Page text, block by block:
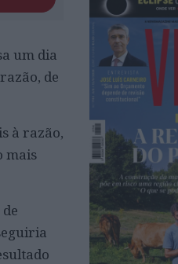
um dia
de
à razão,
mais